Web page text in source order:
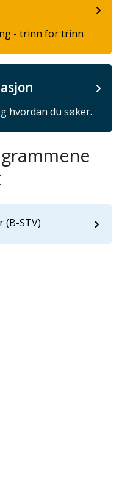
- trinn for trinn
hvordan du søker.
(B-STV)